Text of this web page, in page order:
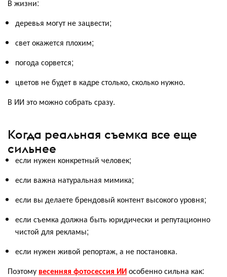
В жизни:
деревья могут не зацвести;
свет окажется плохим;
погода сорвется;
цветов не будет в кадре столько, сколько нужно.
В ИИ это можно собрать сразу.
Когда реальная съемка все еще
сильнее
если нужен конкретный человек;
если важна натуральная мимика;
если вы делаете брендовый контент высокого уровня;
если съемка должна быть юридически и репутационно
чистой для рекламы;
если нужен живой репортаж, а не постановка.
Поэтому весенняя фотосессия ИИособенно сильна как: